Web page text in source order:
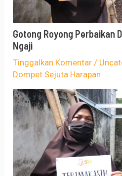
Gotong Royong Perbaikan
Ngaji
Tinggalkan Komentar /
Dompet Sejuta Harapan